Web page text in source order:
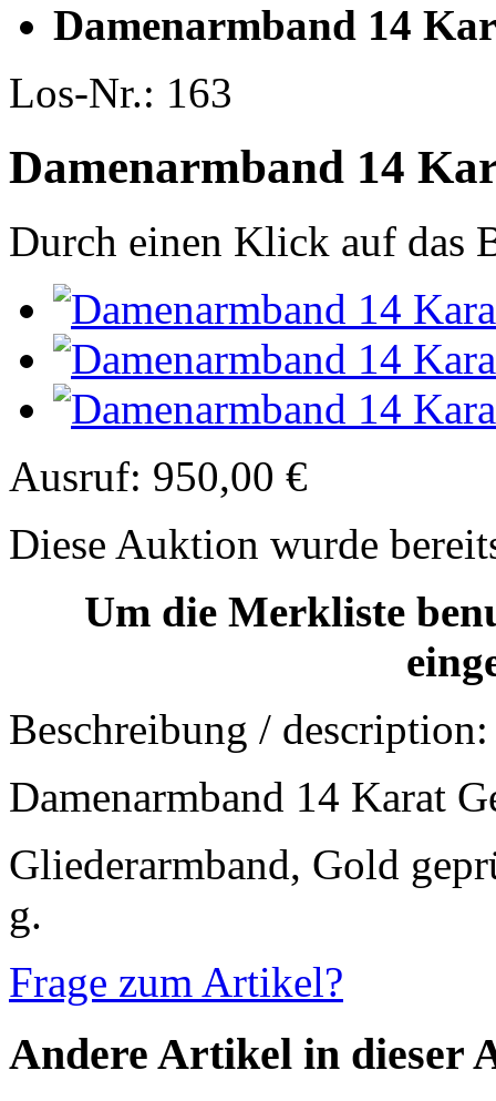
Damenarmband 14
Los-Nr.: 163
Damenarmband 14
Durch einen Klick auf das
Ausruf: 950,00 €
Diese Auktion wurde
Um die Merkliste
Beschreibung / description:
Damenarmband 14 Karat
Gliederarmband, Gold
g.
Frage zum Artikel?
Andere Artikel in dieser